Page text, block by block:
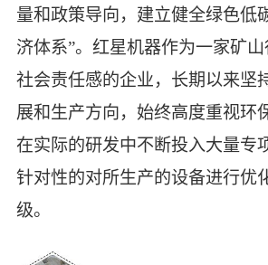
量和政策导向，建立健全绿色低
济体系”。红星机器作为一家矿
社会责任感的企业，长期以来坚
展和生产方向，始终高度重视环
在实际的研发中不断投入大量专
针对性的对所生产的设备进行优
级。